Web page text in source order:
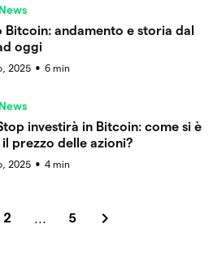
Bitcoin: andamento e storia dal
oggi
2025 ● 6 min
investirà in Bitcoin: come si è
il prezzo delle azioni?
2025 ● 4 min
2 ... 5